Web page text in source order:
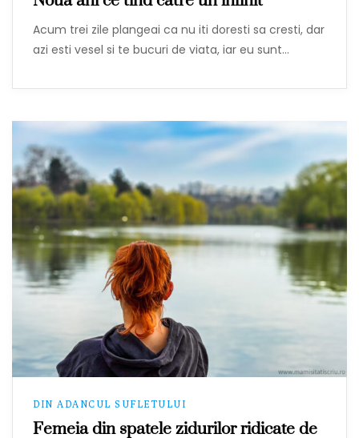
Acum trei zile plangeai ca nu iti doresti sa cresti, dar
azi esti vesel si te bucuri de viata, iar eu sunt…
DIN ADANCUL SUFLETULUI
Femeia din spatele zidurilor ridicate de